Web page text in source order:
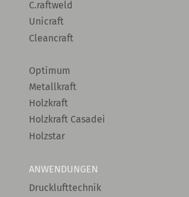
C.raftweld
Unicraft
Cleancraft
Optimum
Metallkraft
Holzkraft
Holzkraft Casadei
Holzstar
ANWENDUNGEN
Drucklufttechnik